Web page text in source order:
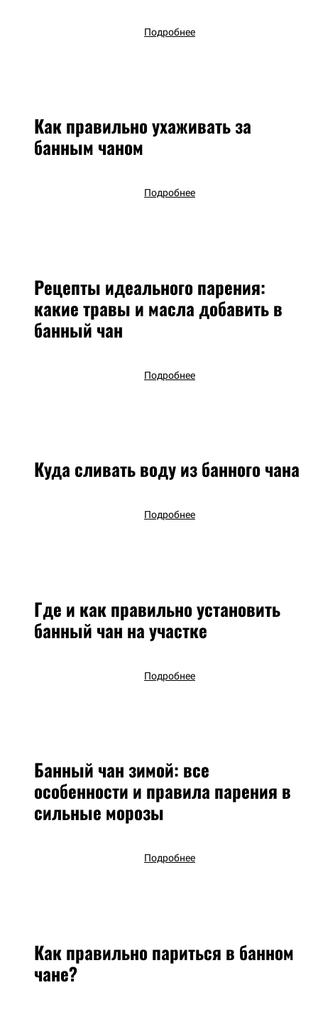
Подробнее
Как правильно ухаживать за
банным чаном
Подробнее
Рецепты идеального парения:
какие травы и масла добавить в
банный чан
Подробнее
Куда сливать воду из банного чана
Подробнее
Где и как правильно установить
банный чан на участке
Подробнее
Банный чан зимой: все
особенности и правила парения в
сильные морозы
Подробнее
Как правильно париться в банном
чане?